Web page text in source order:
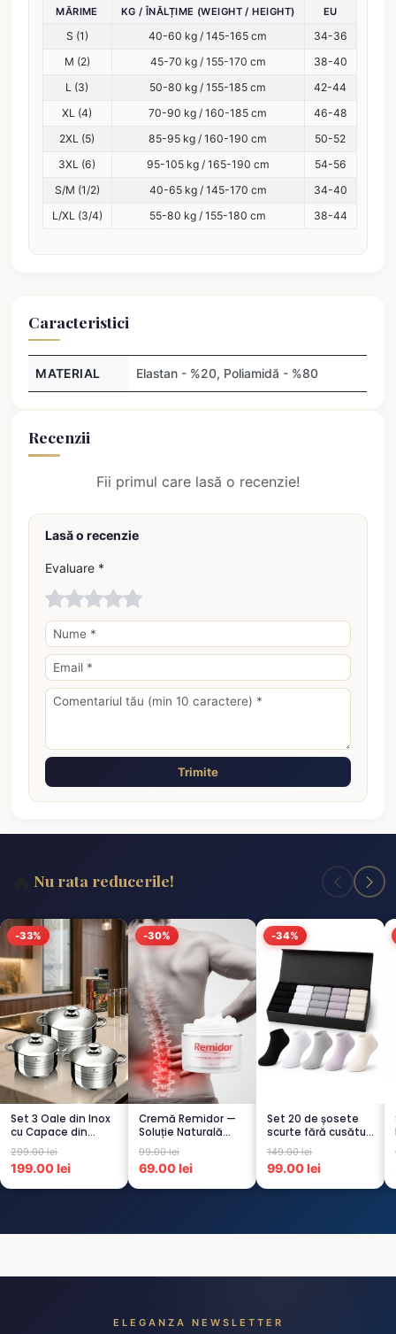
MĂRIME KG / ÎNĂLȚIME (WEIGHT / HEIGHT) EU
S (1) 40-60 kg / 145-165 cm
34-36
M (2)
45-70 kg / 155-170 cm
38-40
L (3)
50-80 kg / 155-185 cm
42-44
XL (4)
70-90 kg / 160-185 cm
46-48
2XL (5)
85-95 kg / 160-190 cm
50-52
3XL (6)
95-105 kg / 165-190 cm
54-56
S/M (1/2)
40-65 kg / 145-170 cm
34-40
L/XL (3/4)
55-80 kg / 155-180 cm 38-44
Caracteristici
MATERIAL Elastan - %20, Poliamidă - %80
Recenzii
Fii primul care lasă o recenzie!
Lasă o recenzie
Evaluare *
Trimite
Nu rata reducerile!
-33%
Set 3 Oale din Inox
cu Capace din
Sticlă
Termorezistent...
299.00 lei
199.00 lei
-30%
Cremă Remidor —
Soluție Naturală
pentru Dureri de
Spate...
99.00 lei
69.00 lei
-34%
Set 20 de șosete
scurte fără cusături
pentru femei – 5...
149.00 lei
99.00 lei
ELEGANZA NEWSLETTER